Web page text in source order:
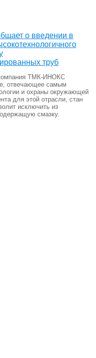
о введении в
труб
ТМК-ИНОКС
отвечающее самым
и охраны окружающей
для этой отрасли, стан
исключить из
смазку.